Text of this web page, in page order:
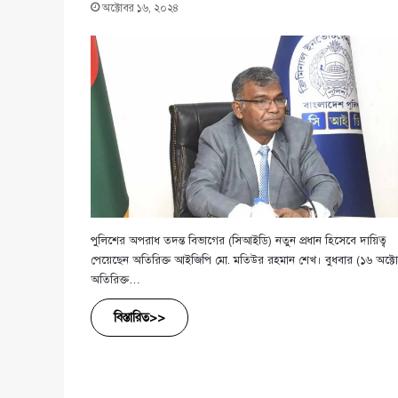
অক্টোবর ১৬, ২০২৪
পুলিশের অপরাধ তদন্ত বিভাগের (সিআইডি) নতুন প্রধান হিসেবে দায়িত্ব
পেয়েছেন অতিরিক্ত আইজিপি মো. মতিউর রহমান শেখ। বুধবার (১৬
অতিরিক্ত…
বিস্তারিত>>